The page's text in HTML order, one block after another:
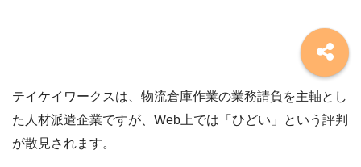
テイケイワークスは、物流倉庫作業の業務請負を主軸とし
た人材派遣企業ですが、Web上では「ひどい」という評判
が散見されます。